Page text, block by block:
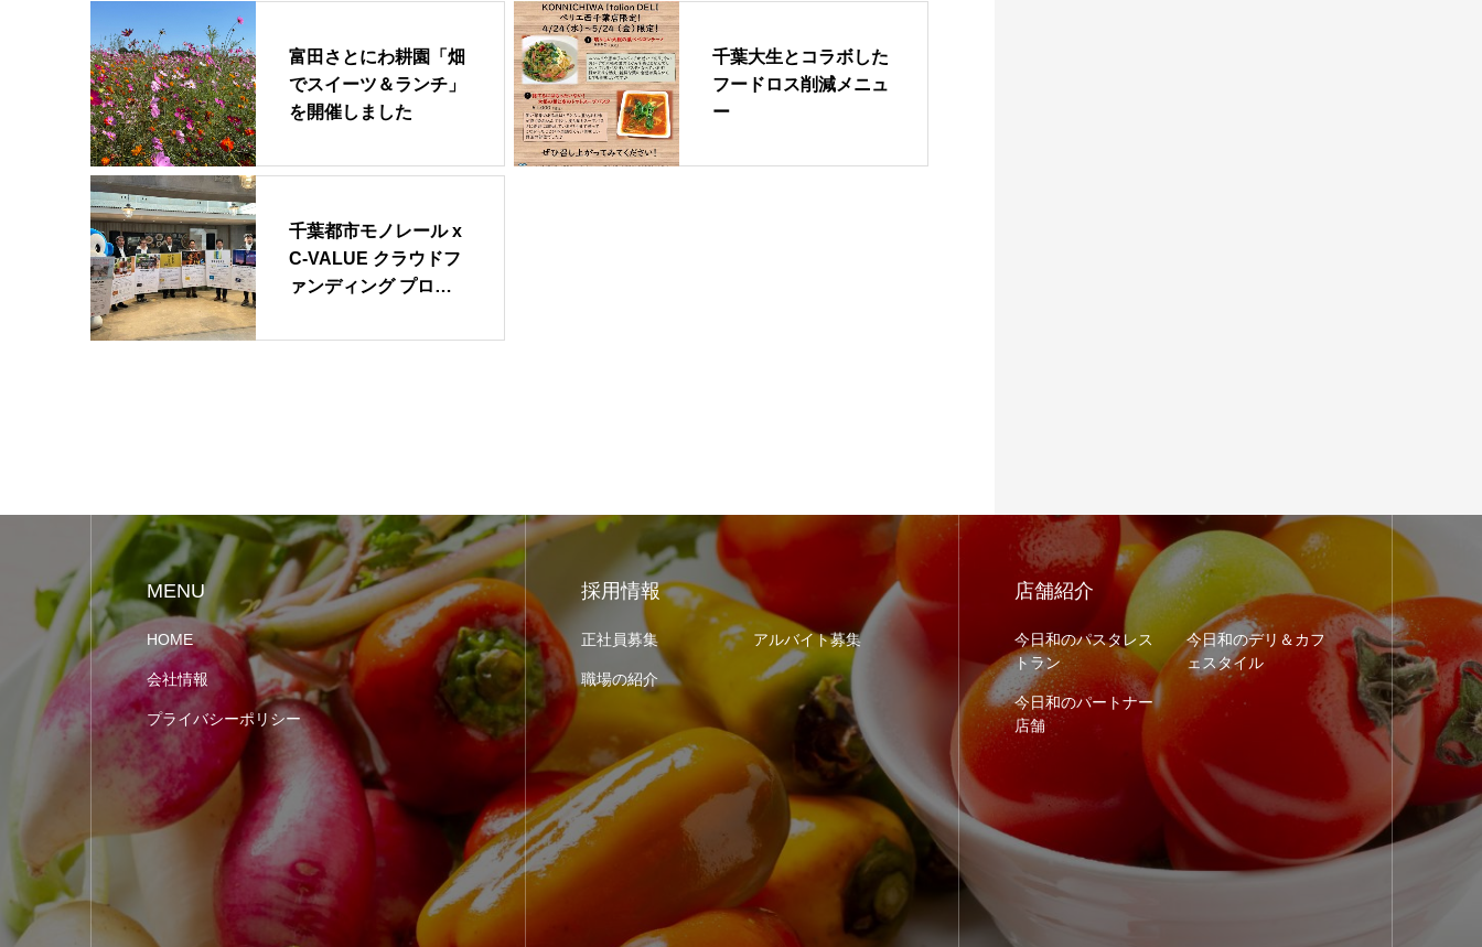
富田さとにわ耕園「畑
でスイーツ＆ランチ」
を開催しました
千葉大生とコラボした
フードロス削減メニュ
ー
千葉都市モノレール x
C-VALUE クラウドフ
ァンディング プロ…
MENU
HOME
会社情報
プライバシーポリシー
採用情報
正社員募集 アルバイト募集
職場の紹介
店舗紹介
今日和のパスタレス
トラン
今日和のデリ＆カフ
ェスタイル
今日和のパートナー
店舗